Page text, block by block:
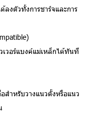
ลงตัวทั้งการชาร์จและการ
เวอร์แบงค์แม่เหล็กได้ทันที
ำหรับวางแนวตั้งหรือแนว